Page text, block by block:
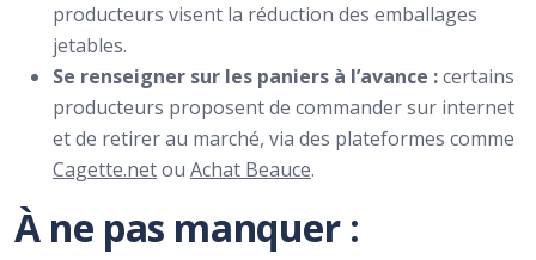
producteurs visent la réduction des emballages
jetables.
Se renseigner sur les paniers à l’avance :certains
producteurs proposent de commander sur internet
et de retirer au marché, via des plateformes comme
Cagette.netou Achat Beauce.
À ne pas manquer :